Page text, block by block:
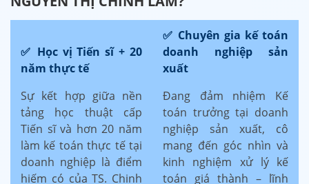
✅ Học vị Tiến sĩ + 20
năm thực tế
Sự kết hợp giữa nền
tảng học thuật cấp
Tiến sĩ và hơn 20 năm
làm kế toán thực tế tại
doanh nghiệp là điểm
hiếm có của TS. Chinh
✅ Chuyên gia kế toán
doanh nghiệp sản
xuất
Đang đảm nhiệm Kế
toán trưởng tại doanh
nghiệp sản xuất, cô
mang đến góc nhìn và
kinh nghiệm xử lý kế
toán giá thành – lĩnh